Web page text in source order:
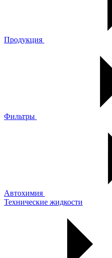
Продукция
Фильтры
Автохимия
Технические жидкости